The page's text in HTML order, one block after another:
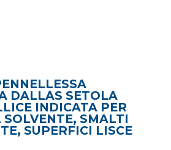
DALLAS SETOLA
INDICATA PER
SMALTI
SUPERFICI LISCE